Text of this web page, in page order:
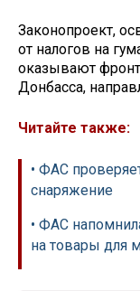
Законопроект,
от налогов на
оказывают
Донбасса,
Читайте также:
• ФАС
снаряжение
• ФАС
на товары для